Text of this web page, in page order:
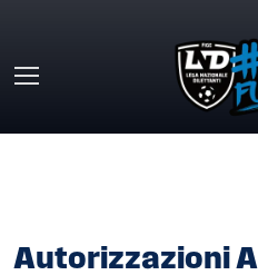
Autorizzazioni